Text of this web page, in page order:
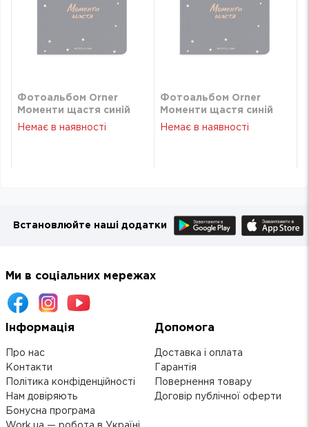
Фотоальбом Orner
Моменти щастя синій
orner-1538
Немає в наявності
Фотоальбом Orner
Моменти щастя синій
orner-1538
Немає в наявності
Встановлюйте наші додатки
Ми в соціальних мережах
Інформація
Про нас
Контакти
Політика конфіденційності
Нам довіряють
Бонусна програма
Допомога
Доставка і оплата
Гарантія
Повернення товару
Договір публічної оферти